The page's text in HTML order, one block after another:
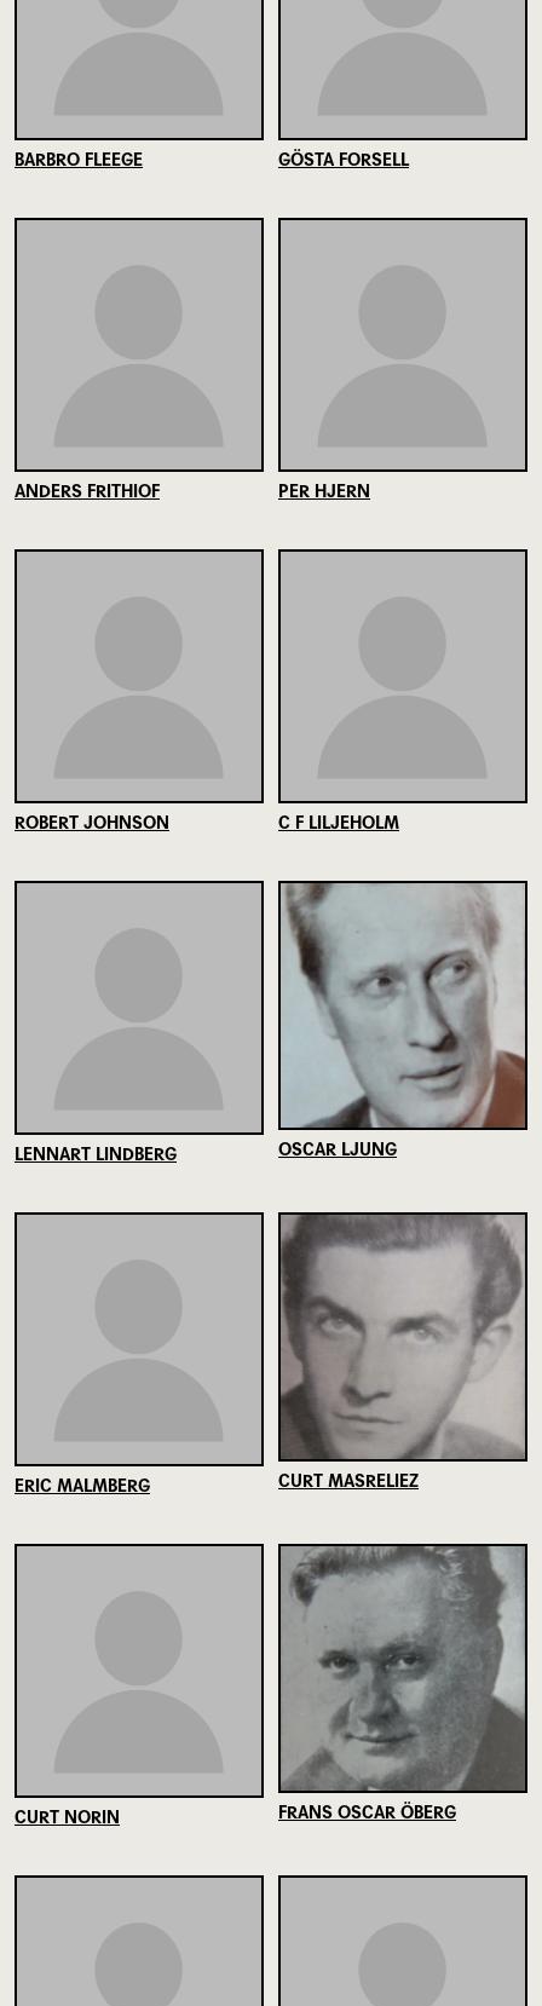
BARBRO FLEEGE GÖSTA FORSELL
ANDERS FRITHIOF PER HJERN
ROBERT JOHNSON C F LILJEHOLM
LENNART LINDBERG OSCAR LJUNG
ERIC MALMBERG CURT MASRELIEZ
CURT NORIN FRANS OSCAR ÖBERG